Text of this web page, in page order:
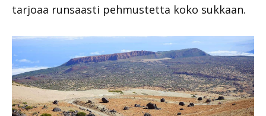
tarjoaa runsaasti pehmustetta koko sukkaan.